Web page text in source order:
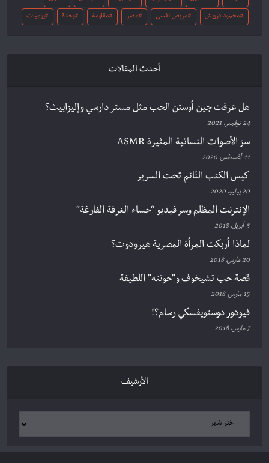
محمود درويش مريض نفسي مصر مقاومة وحدة يوميات
أحدث المقالات
هل عرفت جين أوستن الحب مثل مستر دارسي وإليزابيث؟
24 نوفمبر، 2021
سرّ الأصوات النسائية المثيرة ASMR
11 أغسطس، 2020
كيس الكتب النّائم تحت السرير
20 يوليو، 2020
الإنترنت المظلم وسر فيديو “حساء الغرفة الفارغة”
5 أبريل، 2018
لماذا أربكت المرأة المصرية هيرودوت؟
20 مارس، 2018
قصة حب تشيخوف و”حوتته” اللطيفة
15 مارس، 2018
فيودور دوستويفسكي رسام؟!
7 مارس، 2018
الأرشيف